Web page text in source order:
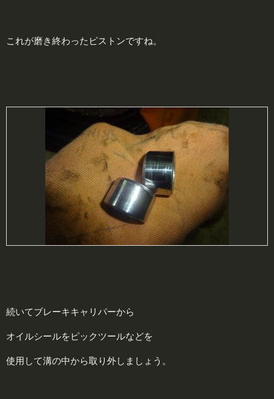
これが磨き終わったピストンですね。
続いてブレーキキャリパーから
オイルシールをピックツールなどを
使用して溝の中から取り外しましょう。